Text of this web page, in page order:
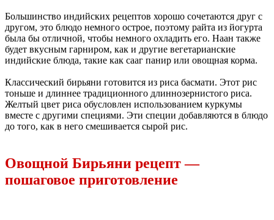
Большинство индийских рецептов хорошо сочетаются друг с
другом, это блюдо немного острое, поэтому райта из йогурта
была бы отличной, чтобы немного охладить его. Наан также
будет вкусным гарниром, как и другие вегетарианские
индийские блюда, такие как сааг панир или овощная корма.
Классический бирьяни готовится из риса басмати. Этот рис
тоньше и длиннее традиционного длиннозернистого риса.
Желтый цвет риса обусловлен использованием куркумы
вместе с другими специями. Эти специи добавляются в блюдо
до того, как в него смешивается сырой рис.
Овощной Бирьяни рецепт —
пошаговое приготовление